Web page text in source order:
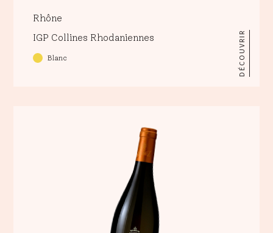
Rhône
IGP Collines Rhodaniennes
Blanc DÉCOUVRIR